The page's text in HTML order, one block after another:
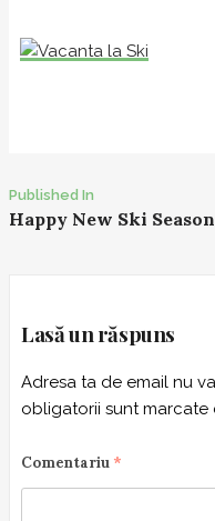
P
n
Published In
Happy New Ski
Lasă un răspuns
Adresa ta de email nu
obligatorii sunt marcate
Comentariu *